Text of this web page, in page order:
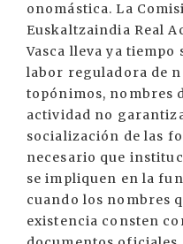
onomástica. La
Euskaltzaindia Real
Vasca lleva ya
labor reguladora de
topónimos, nombres
actividad no
socialización de las
necesario que
se impliquen en la
cuando los nombres
existencia consten